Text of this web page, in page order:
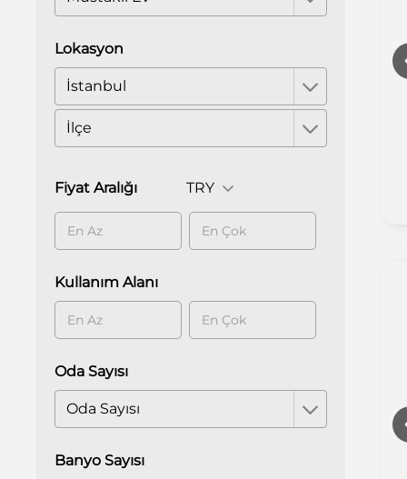
Lokasyon
İstanbul
İlçe
Fiyat Aralığı TRY
Kullanım Alanı
Oda Sayısı
Oda Sayısı
Banyo Sayısı